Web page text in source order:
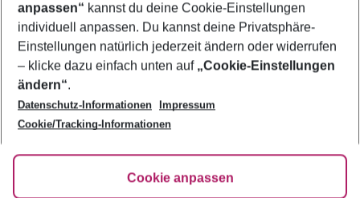
Footer
Footer navigation
Über uns
AGB
Bestpreisgarantie
Cookie-Einstellungen ändern
Cookie-Richtlinie
Agenturbetreuung
Barrierefreies Reisen
HanseMerkur Reiseversicherung
Folge uns
anpassen“ kannst du deine Cookie-Einstellungen
individuell anpassen. Du kannst deine Privatsphäre-
Einstellungen natürlich jederzeit ändern oder widerrufen
– klicke dazu einfach unten auf „Cookie-Einstellungen
ändern“.
Datenschutz-Informationen
Impressum
Cookie/Tracking-Informationen
Cookie anpassen